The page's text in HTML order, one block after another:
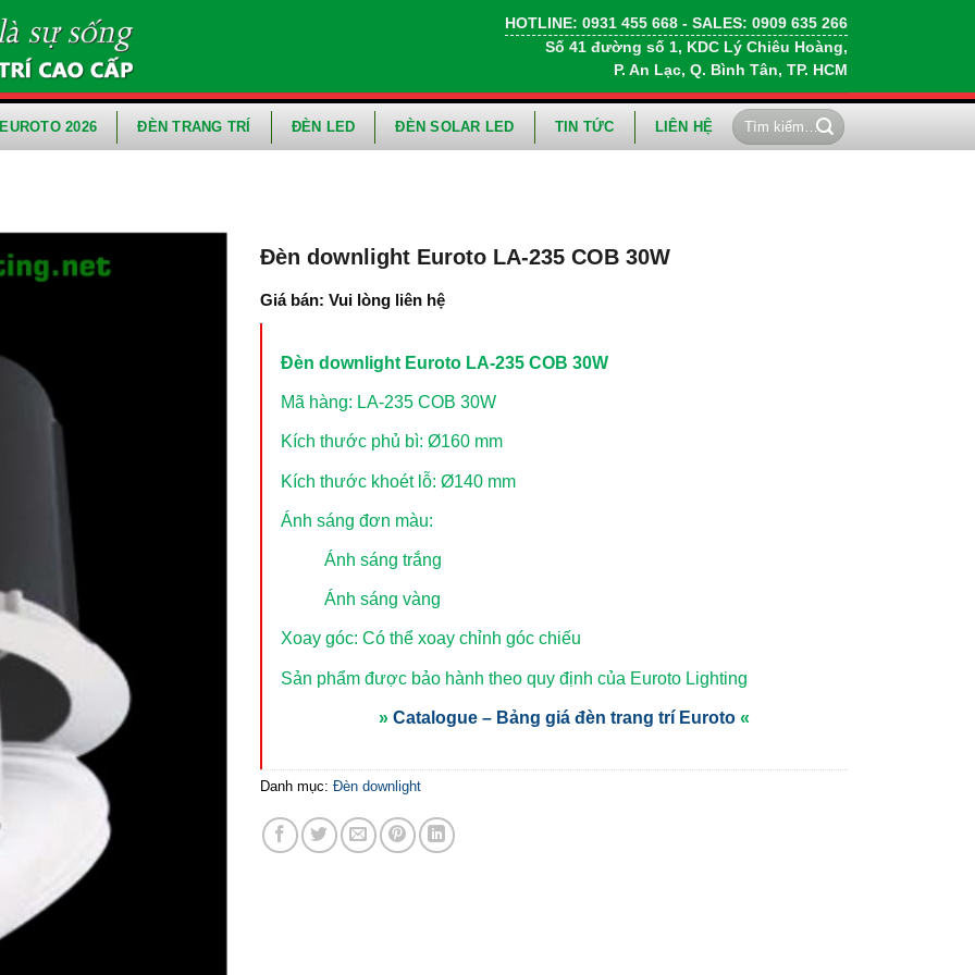
HOTLINE: 0931 455 668 - SALES: 0909 635 266
Số 41 đường số 1, KDC Lý Chiêu Hoàng,
P. An Lạc, Q. Bình Tân, TP. HCM
2026 ĐÈN TRANG TRÍ ĐÈN LED ĐÈN SOLAR LED TIN TỨC LIÊN HỆ
Tìm
kiếm:
Đèn downlight Euroto LA-235 COB 30W
Giá bán: Vui lòng liên hệ
Đèn downlight Euroto LA-235 COB 30W
Mã hàng: LA-235 COB 30W
Kích thước phủ bì: Ø160 mm
Kích thước khoét lỗ: Ø140 mm
Ánh sáng đơn màu:
Ánh sáng trắng
Ánh sáng vàng
Xoay góc: Có thể xoay chỉnh góc chiếu
Sản phẩm được bảo hành theo quy định của Euroto Lighting
» Catalogue – Bảng giá đèn trang trí Euroto «
Danh mục: Đèn downlight